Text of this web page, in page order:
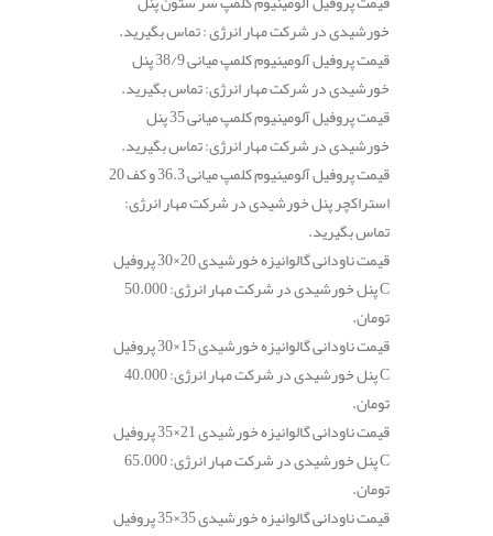
خورشیدی در شرکت مهار انرژی : تماس بگیرید.
قیمت پروفیل آلومینیوم کلمپ میانی 38/9 پنل
خورشیدی در شرکت مهار انرژی: تماس بگیرید.
قیمت پروفیل آلومینیوم کلمپ میانی 35 پنل
خورشیدی در شرکت مهار انرژی: تماس بگیرید.
قیمت پروفیل آلومینیوم کلمپ میانی 36.3 و کف 20
استراکچر پنل خورشیدی در شرکت مهار انرژی:
تماس بگیرید.
قیمت ناودانی گالوانیزه خورشیدی 20×30 پروفیل
C پنل خورشیدی در شرکت مهار انرژی: 50.000
تومان.
قیمت ناودانی گالوانیزه خورشیدی 15×30 پروفیل
C پنل خورشیدی در شرکت مهار انرژی: 40.000
تومان.
قیمت ناودانی گالوانیزه خورشیدی 21×35 پروفیل
C پنل خورشیدی در شرکت مهار انرژی: 65.000
تومان.
قیمت ناودانی گالوانیزه خورشیدی 35×35 پروفیل